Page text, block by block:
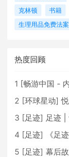
克林顿
书籍
生理用品免费法案
热度回顾
1 [畅游中国 -
2 [环球星动]
3 [足迹] 足迹 |
4 [足迹]
《足
5 [足迹] 幕后